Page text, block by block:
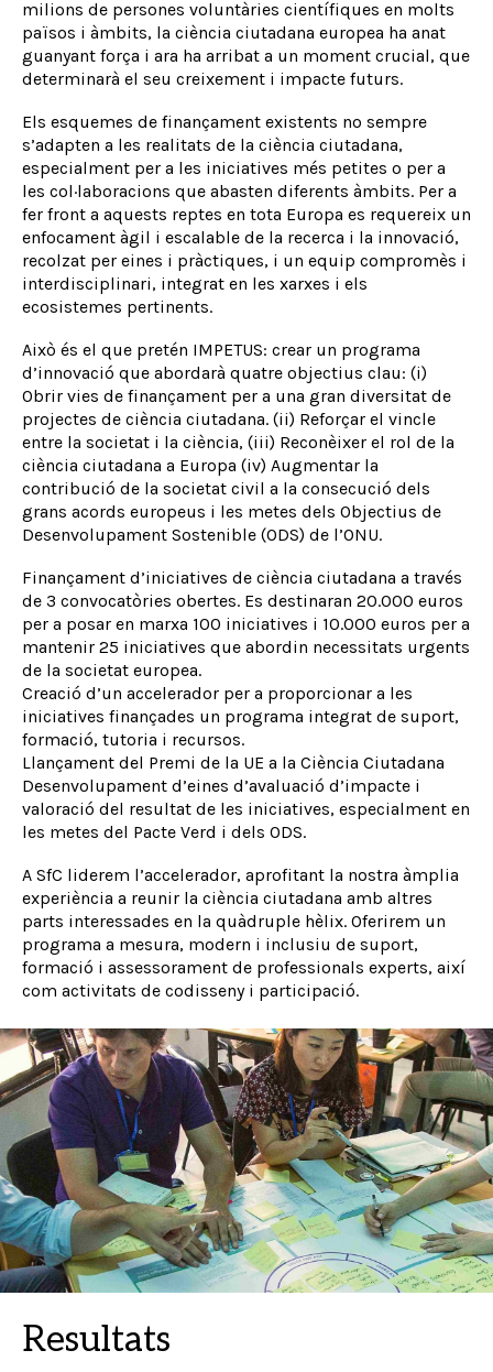
milions de persones voluntàries científiques en molts
països i àmbits, la ciència ciutadana europea ha anat
guanyant força i ara ha arribat a un moment crucial, que
determinarà el seu creixement i impacte futurs.
Els esquemes de finançament existents no sempre
s’adapten a les realitats de la ciència ciutadana,
especialment per a les iniciatives més petites o per a
les col·laboracions que abasten diferents àmbits. Per a
fer front a aquests reptes en tota Europa es requereix un
enfocament àgil i escalable de la recerca i la innovació,
recolzat per eines i pràctiques, i un equip compromès i
interdisciplinari, integrat en les xarxes i els
ecosistemes pertinents.
Això és el que pretén IMPETUS: crear un programa
d’innovació que abordarà quatre objectius clau: (i)
Obrir vies de finançament per a una gran diversitat de
projectes de ciència ciutadana. (ii) Reforçar el vincle
entre la societat i la ciència, (iii) Reconèixer el rol de la
ciència ciutadana a Europa (iv) Augmentar la
contribució de la societat civil a la consecució dels
grans acords europeus i les metes dels Objectius de
Desenvolupament Sostenible (ODS) de l’ONU.
Finançament d’iniciatives de ciència ciutadana a través
de 3 convocatòries obertes. Es destinaran 20.000 euros
per a posar en marxa 100 iniciatives i 10.000 euros per a
mantenir 25 iniciatives que abordin necessitats urgents
de la societat europea.
Creació d’un accelerador per a proporcionar a les
iniciatives finançades un programa integrat de suport,
formació, tutoria i recursos.
Llançament del Premi de la UE a la Ciència Ciutadana
Desenvolupament d’eines d’avaluació d’impacte i
valoració del resultat de les iniciatives, especialment en
les metes del Pacte Verd i dels ODS.
A SfC liderem l’accelerador, aprofitant la nostra àmplia
experiència a reunir la ciència ciutadana amb altres
parts interessades en la quàdruple hèlix. Oferirem un
programa a mesura, modern i inclusiu de suport,
formació i assessorament de professionals experts, així
com activitats de codisseny i participació.
Resultats